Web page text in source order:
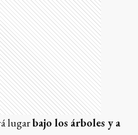
lugarbajo los árboles y a